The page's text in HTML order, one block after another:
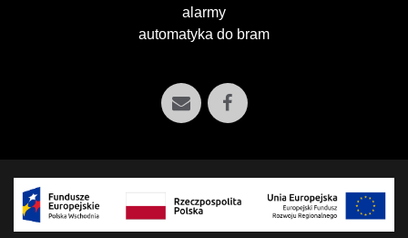
alarmy
automatyka do bram